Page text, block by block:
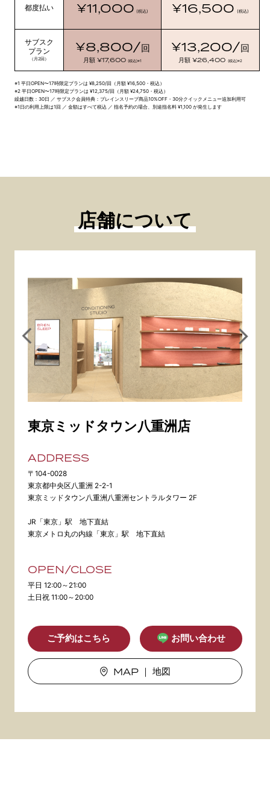
都度払い ¥11,000 (税込) ¥16,500 (税込)
サブスク
プラン
（月2回）
¥8,800/回
月額 ¥17,600 (税込)※1
¥13,200/回
月額¥26,400 (税込)※2
※1 平日OPEN〜17時限定プランは ¥8,250/回（月額 ¥16,500・税込）
※2 平日OPEN〜17時限定プランは ¥12,375/回（月額 ¥24,750・税込）
繰越日数：30日 ／ サブスク会員特典：ブレインスリープ商品10%OFF・30分クイックメニュー追加利用可
※1日の利用上限は1回 ／ 金額はすべて税込 ／ 指名予約の場合、別途指名料 ¥1,100 が発生します
店舗について
東京ミッドタウン八重洲店
ADDRESS
〒104-0028
東京都中央区八重洲 2-2-1
東京ミッドタウン八重洲八重洲セントラルタワー 2F
JR「東京」駅 地下直結
東京メトロ丸の内線「東京」駅 地下直結
OPEN/CLOSE
平日 12:00～21:00
土日祝 11:00～20:00
ご予約はこちら お問い合わせ
MAP ｜ 地図